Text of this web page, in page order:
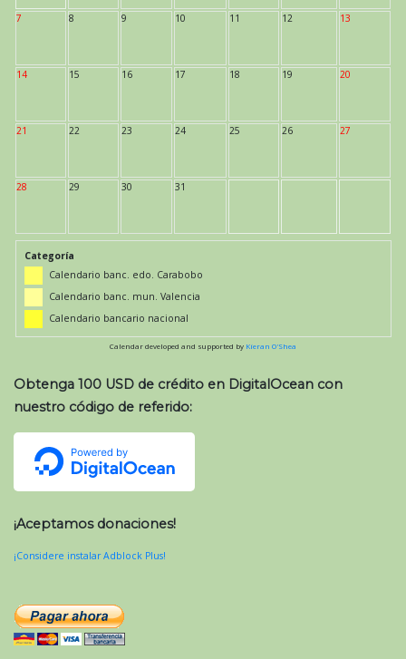
7 8 9 10 11 12 13
14 15 16 17 18 19 20
21 22 23 24 25 26 27
28 29 30 31
Categoría
Calendario banc. edo. Carabobo
Calendario banc. mun. Valencia
Calendario bancario nacional
Calendar developed and supported by Kieran O'Shea
Obtenga 100 USD de crédito en DigitalOcean con
nuestro código de referido:
¡Aceptamos donaciones!
¡Considere instalar Adblock Plus!